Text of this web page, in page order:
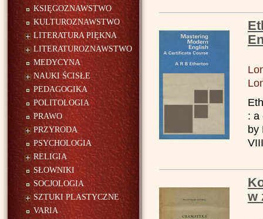
KSIĘGOZNAWSTWO
KULTUROZNAWSTWO
LITERATURA PIĘKNA
LITERATUROZNAWSTWO
MEDYCYNA
NAUKI ŚCISŁE
PEDAGOGIKA
POLITOLOGIA
PRAWO
PRZYRODA
PSYCHOLOGIA
RELIGIA
SŁOWNIKI
SOCJOLOGIA
SZTUKI PLASTYCZNE
VARIA
: a
by
w